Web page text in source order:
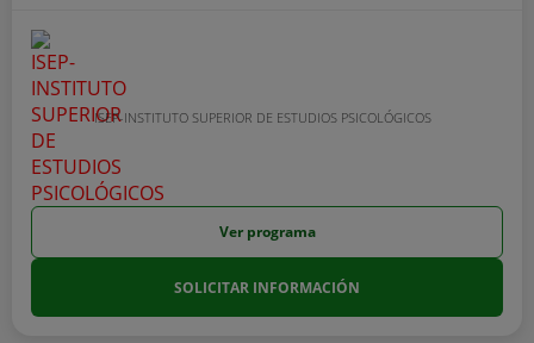
ISEP-INSTITUTO SUPERIOR DE ESTUDIOS PSICOLÓGICOS
Ver programa
SOLICITAR INFORMACIÓN